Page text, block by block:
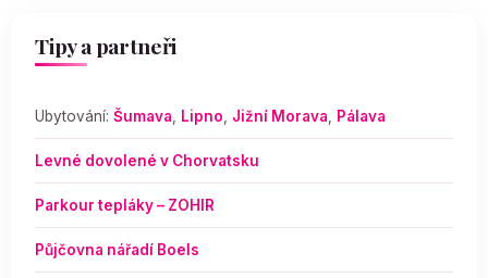
Tipy a partneři
Ubytování: Šumava Lipno Jižní Morava Pálava
Levné dovolené v Chorvatsku
Parkour tepláky – ZOHIR
Půjčovna nářadí Boels